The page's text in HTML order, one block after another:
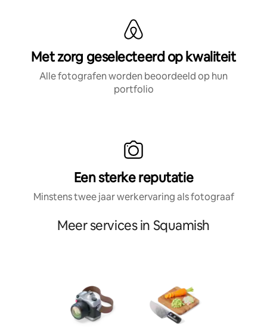
Met zorg geselecteerd op kwaliteit
Alle fotografen worden beoordeeld op hun
portfolio
Een sterke reputatie
Minstens twee jaar werkervaring als fotograaf
Meer services in Squamish